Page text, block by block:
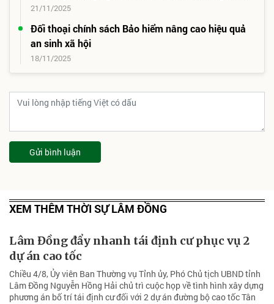
21/11/2025
Đối thoại chính sách Bảo hiểm nâng cao hiệu quả
an sinh xã hội
18/11/2025
Gửi bình luận
XEM THÊM THỜI SỰ LÂM ĐỒNG
Lâm Đồng đẩy nhanh tái định cư phục vụ 2
dự án cao tốc
Chiều 4/8, Ủy viên Ban Thường vụ Tỉnh ủy, Phó Chủ tịch UBND tỉnh
Lâm Đồng Nguyễn Hồng Hải chủ trì cuộc họp về tình hình xây dựng
phương án bố trí tái định cư đối với 2 dự án đường bộ cao tốc Tân